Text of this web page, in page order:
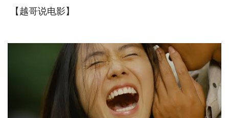
【越哥说电影】